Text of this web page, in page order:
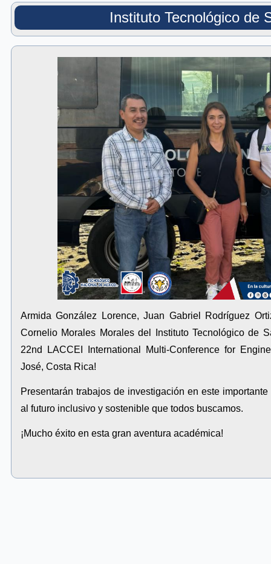
Instituto Tecnológico de
Armida González Lorence, Juan Gabriel Rodríguez
Cornelio Morales Morales del Instituto Tecnológico de
22nd LACCEI International Multi-Conference for
José, Costa Rica!
Presentarán trabajos de investigación en este
al futuro inclusivo y sostenible que todos buscamos.
¡Mucho éxito en esta gran aventura académica!